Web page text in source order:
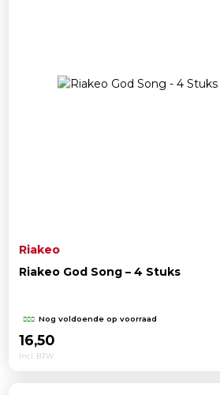
Riakeo
Riakeo God Song – 4 Stuks
Nog voldoende op voorraad
16,50
Incl. BTW